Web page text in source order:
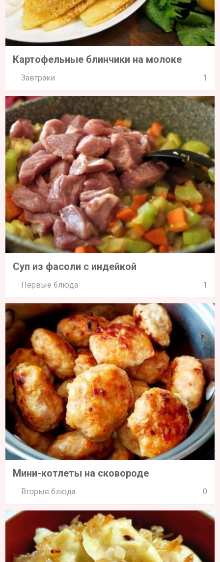
Картофельные блинчики на молоке
Завтраки 1
Суп из фасоли с индейкой
Первые блюда 1
Мини-котлеты на сковороде
Вторые блюда 0